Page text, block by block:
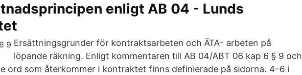
enligt AB 04 - Lunds
Ersättningsgrunder för kontraktsarbeten och ÄTA- arbeten på
löpande räkning. Enligt kommentaren till AB 04/ABT 06 kap 6 § 9 och
ord som återkommer i kontraktet finns definierade på sidorna. 4–6 i